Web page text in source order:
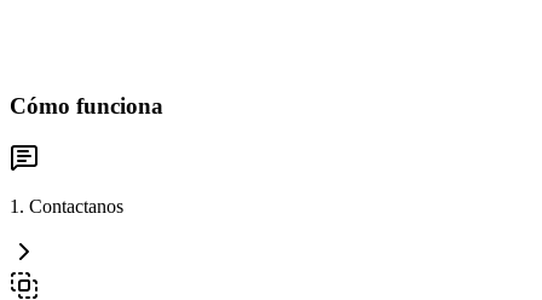
Cómo funciona
1. Contactanos